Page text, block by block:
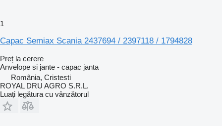
1
Capac Semiax Scania 2437694 / 2397118 / 1794828
Preț la cerere
Anvelope si jante - capac janta
România, Cristesti
ROYAL DRU AGRO S.R.L.
Luați legătura cu vânzătorul